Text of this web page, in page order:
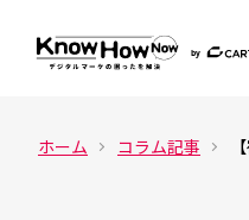
ホーム コラム記事